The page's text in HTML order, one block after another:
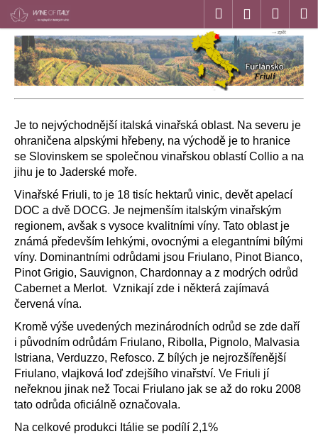
Přejít
na
obsah
Hledat
košík
Je to nejvýchodnější italská vinařská oblast. Na severu je
ohraničena alpskými hřebeny, na východě je to hranice
se Slovinskem se společnou vinařskou oblastí Collio a na
jihu je to Jaderské moře.
Vinařské Friuli, to je 18 tisíc hektarů vinic, devět apelací
DOC a dvě DOCG. Je nejmenším italským vinařským
regionem, avšak s vysoce kvalitními víny. Tato oblast je
známá především lehkými, ovocnými a elegantními bílými
víny. Dominantními odrůdami jsou Friulano, Pinot Bianco,
Pinot Grigio, Sauvignon, Chardonnay a z modrých odrůd
Cabernet a Merlot. Vznikají zde i některá zajímavá
červená vína.
Kromě výše uvedených mezinárodních odrůd se zde daří
i původním odrůdám Friulano, Ribolla, Pignolo, Malvasia
Istriana, Verduzzo, Refosco. Z bílých je nejrozšířenější
Friulano, vlajková loď zdejšího vinařství. Ve Friuli jí
neřeknou jinak než Tocai Friulano jak se až do roku 2008
tato odrůda oficiálně označovala.
Na celkové produkci Itálie se podílí 2,1%
K
o Zpět
Zpět
C
o
p
o
t
ř
e
b
u
j
e
t
e
n
a
j
í
t
?